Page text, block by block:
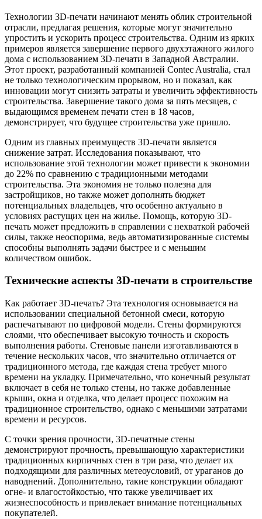
Технологии 3D-печати начинают менять облик строительной
отрасли, предлагая решения, которые могут значительно
упростить и ускорить процесс строительства. Одним из ярких
примеров является завершение первого двухэтажного жилого
дома с использованием 3D-печати в Западной Австралии.
Этот проект, разработанный компанией Contec Australia, стал
не только технологическим прорывом, но и показал, как
инновации могут снизить затраты и увеличить эффективность
строительства. Завершение такого дома за пять месяцев, с
выдающимся временем печати стен в 18 часов,
демонстрирует, что будущее строительства уже пришло.
Одним из главных преимуществ 3D-печати является
снижение затрат. Исследования показывают, что
использование этой технологии может привести к экономии
до 22% по сравнению с традиционными методами
строительства. Эта экономия не только полезна для
застройщиков, но также может дополнять бюджет
потенциальных владельцев, что особенно актуально в
условиях растущих цен на жилье. Помощь, которую 3D-
печать может предложить в справлении с нехваткой рабочей
силы, также неоспорима, ведь автоматизированные системы
способны выполнять задачи быстрее и с меньшим
количеством ошибок.
Технические аспекты 3D-печати в строительстве
Как работает 3D-печать? Эта технология основывается на
использовании специальной бетонной смеси, которую
распечатывают по цифровой модели. Стены формируются
слоями, что обеспечивает высокую точность и скорость
выполнения работы. Стеновые панели изготавливаются в
течение нескольких часов, что значительно отличается от
традиционного метода, где каждая стена требует много
времени на укладку. Примечательно, что конечный результат
включает в себя не только стены, но также добавленные
крыши, окна и отделка, что делает процесс похожим на
традиционное строительство, однако с меньшими затратами
времени и ресурсов.
С точки зрения прочности, 3D-печатные стены
демонстрируют прочность, превышающую характеристики
традиционных кирпичных стен в три раза, что делает их
подходящими для различных метеоусловий, от ураганов до
наводнений. Дополнительно, такие конструкции обладают
огне- и влагостойкостью, что также увеличивает их
жизнеспособность и привлекает внимание потенциальных
покупателей.